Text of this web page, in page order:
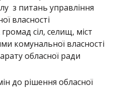
з питань управління
власності
сіл, селищ, міст
комунальної власності
обласної ради
до рішення обласної